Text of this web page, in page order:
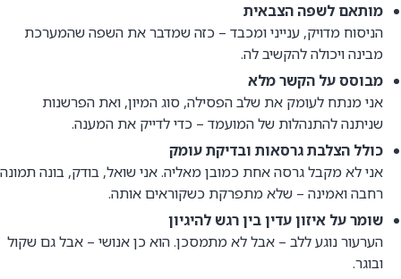
מותאם לשפה הצבאית
הניסוח מדויק, ענייני ומכבד – כזה שמדבר את השפה שהמערכת
מבינה ויכולה להקשיב לה.
מבוסס על הקשר מלא
אני מנתח לעומק את שלב הפסילה, סוג המיון, ואת הפרשנות
שניתנה להתנהלות של המועמד – כדי לדייק את המענה.
כולל הצלבת גרסאות ובדיקת עומק
אני לא מקבל גרסה אחת כמובן מאליה. אני שואל, בודק, בונה תמונה
רחבה ואמינה – שלא מתפרקת כשקוראים אותה.
שומר על איזון עדין בין רגש להיגיון
הערעור נוגע ללב – אבל לא מתמסכן. הוא כן אנושי – אבל גם שקול
ובוגר.